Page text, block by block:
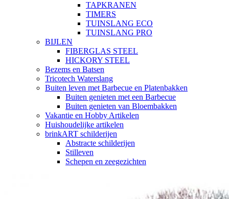
TAPKRANEN
TIMERS
TUINSLANG ECO
TUINSLANG PRO
BIJLEN
FIBERGLAS STEEL
HICKORY STEEL
Bezems en Batsen
Tricotech Waterslang
Buiten leven met Barbecue en Platenbakken
Buiten genieten met een Barbecue
Buiten genieten van Bloembakken
Vakantie en Hobby Artikelen
Huishoudelijke artikelen
brinkART schilderijen
Abstracte schilderijen
Stilleven
Schepen en zeegezichten